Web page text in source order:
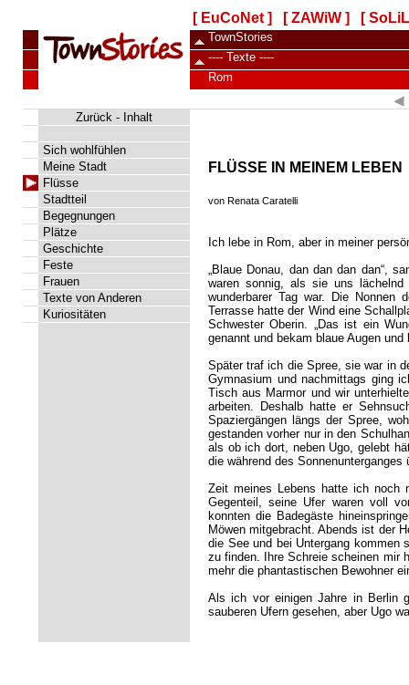
[ EuCoNet ] [ ZAWiW ] [
TownStories
---- Texte ----
Rom
Zurück - Inhalt
Sich wohlfühlen
Meine Stadt
Flüsse
Stadtteil
Begegnungen
Plätze
Geschichte
Feste
Frauen
Texte von Anderen
Kuriositäten
FLÜSSE IN MEINEM LEBEN
von Renata Caratelli
Ich lebe in Rom, aber in meiner
„Blaue Donau, dan dan dan dan“,
waren sonnig, als sie uns
wunderbarer Tag war. Die Nonnen
Terrasse hatte der Wind eine
Schwester Oberin. „Das ist ein
genannt und bekam blaue Augen
Später traf ich die Spree, sie war in
Gymnasium und nachmittags ging
Tisch aus Marmor und wir
arbeiten. Deshalb hatte er
Spaziergängen längs der Spree,
gestanden vorher nur in den
als ob ich dort, neben Ugo, gelebt
die während des
Zeit meines Lebens hatte ich noch
Gegenteil, seine Ufer waren voll
konnten die Badegäste
Möwen mitgebracht. Abends ist der
die See und bei Untergang
zu finden. Ihre Schreie scheinen mir
mehr die phantastischen Bewohner
Als ich vor einigen Jahre in Berlin
sauberen Ufern gesehen, aber Ugo